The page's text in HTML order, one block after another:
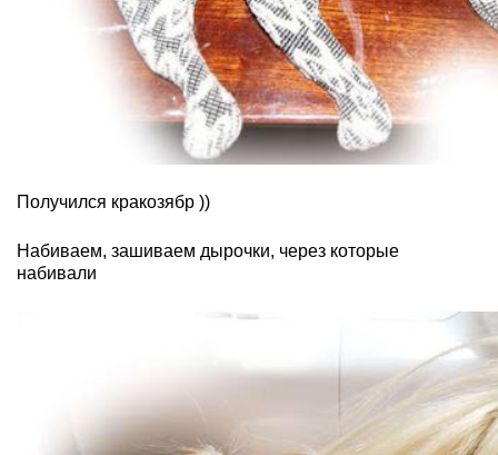
Получился кракозябр ))
Набиваем, зашиваем дырочки, через которые
набивали